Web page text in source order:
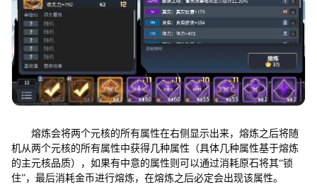
熔炼会将两个元核的所有属性在右侧显示出来，熔炼之后将随
机从两个元核的所有属性中获得几种属性（具体几种属性基于熔炼
的主元核品质），如果有中意的属性则可以通过消耗原石将其“锁
住”，最后消耗金币进行熔炼，在熔炼之后必定会出现该属性。